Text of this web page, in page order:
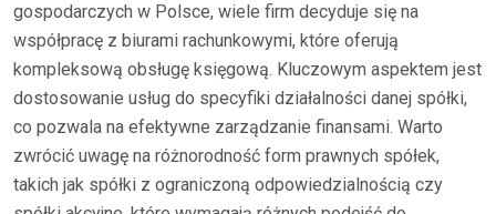
gospodarczych w Polsce, wiele firm decyduje się na
współpracę z biurami rachunkowymi, które oferują
kompleksową obsługę księgową. Kluczowym aspektem jest
dostosowanie usług do specyfiki działalności danej spółki,
co pozwala na efektywne zarządzanie finansami. Warto
zwrócić uwagę na różnorodność form prawnych spółek,
takich jak spółki z ograniczoną odpowiedzialnością czy